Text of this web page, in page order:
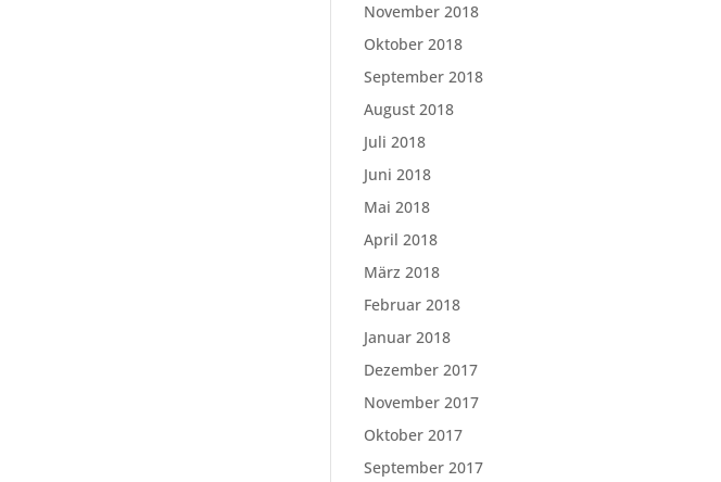
November 2018
Oktober 2018
September 2018
August 2018
Juli 2018
Juni 2018
Mai 2018
April 2018
März 2018
Februar 2018
Januar 2018
Dezember 2017
November 2017
Oktober 2017
September 2017